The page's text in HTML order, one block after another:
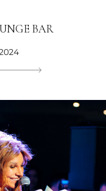
BAR